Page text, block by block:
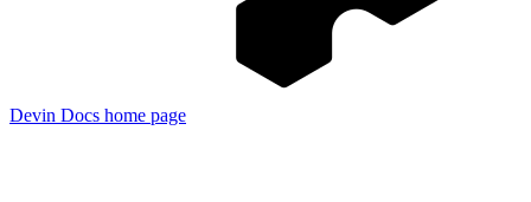
Devin Docs home page